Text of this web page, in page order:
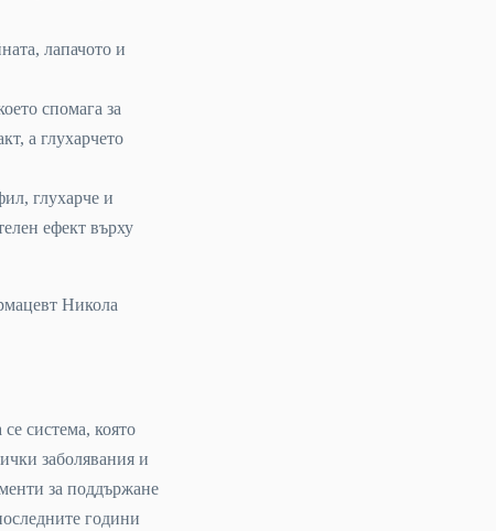
лапачото и
спомага за
а глухарчето
глухарче и
ефект върху
Никола
система, която
заболявания и
за поддържане
години